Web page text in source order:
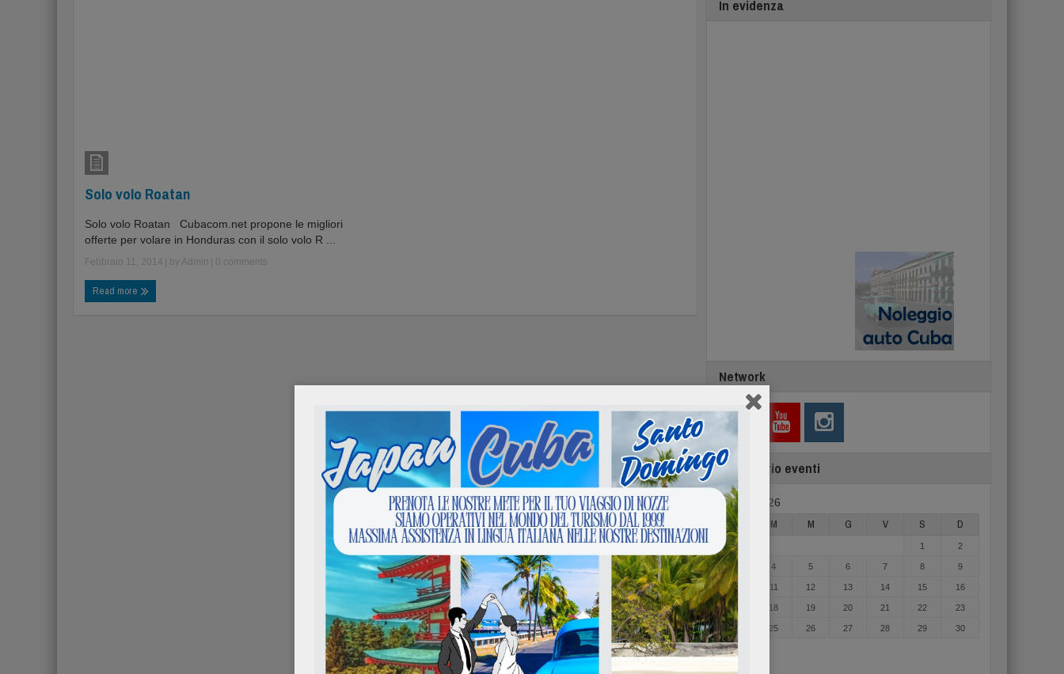
Solo volo Roatan
Solo volo Roatan Cubacom.net propone le migliori
offerte per volare in Honduras con il solo volo R ...
Febbraio 11, 2014 | by Admin 0 comments
Read more
In evidenza
Network
Calendario eventi
Agosto 2026
L M M G V S D
1 2
3 4 5 6 7 8 9
10 11 12 13 14 15 16
17 18 19 20 21 22 23
24 25 26 27 28 29 30
31